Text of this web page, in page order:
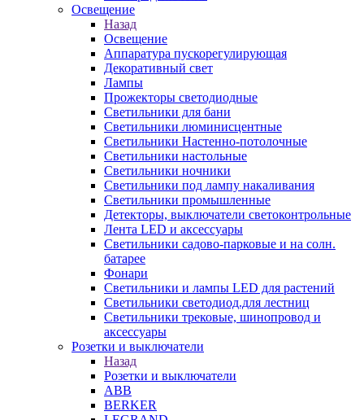
Освещение
Назад
Освещение
Аппаратура пускорегулирующая
Декоративный свет
Лампы
Прожекторы светодиодные
Светильники для бани
Светильники люминисцентные
Светильники Настенно-потолочные
Светильники настольные
Светильники ночники
Светильники под лампу накаливания
Светильники промышленные
Детекторы, выключатели светоконтрольные
Лента LED и аксессуары
Светильники садово-парковые и на солн.
батарее
Фонари
Светильники и лампы LED для растений
Светильники светодиод.для лестниц
Светильники трековые, шинопровод и
аксессуары
Розетки и выключатели
Назад
Розетки и выключатели
ABB
BERKER